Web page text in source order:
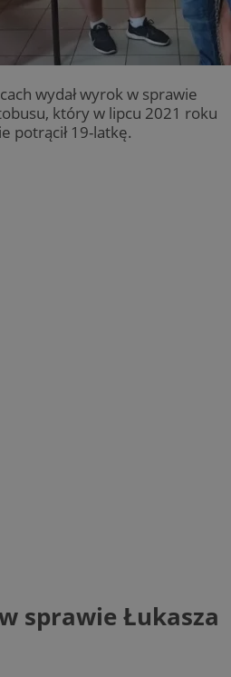
wydał wyrok w sprawie
który w lipcu 2021 roku
potrącił 19-latkę.
sprawie Łukasza